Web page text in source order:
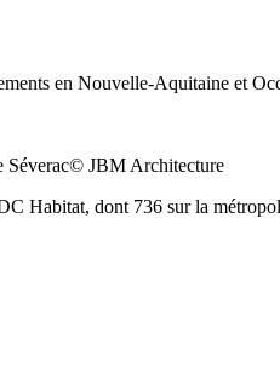
en Nouvelle-Aquitaine et
Séverac© JBM Architecture
Habitat, dont 736 sur la